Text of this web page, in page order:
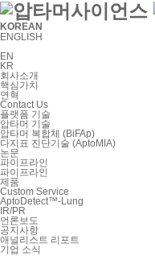
KOREAN
ENGLISH
EN
KR
회사소개
핵심가치
연혁
Contact Us
플랫폼 기술
압타머 기술
압타머 복합체 (BiFAp)
다지표 진단기술 (AptoMIA)
논문
파이프라인
파이프라인
제품
Custom Service
AptoDetect™-Lung
IR/PR
언론보도
공지사항
애널리스트 리포트
기업 소식